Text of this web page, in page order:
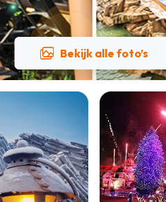
Bekijk alle foto’s